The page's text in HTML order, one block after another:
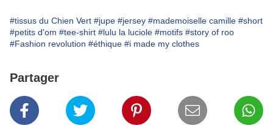
#tissus du Chien Vert #jupe #jersey #mademoiselle camille #short
#petits d'om #tee-shirt #lulu la luciole #motifs #story of roo
#Fashion revolution #éthique #i made my clothes
Partager